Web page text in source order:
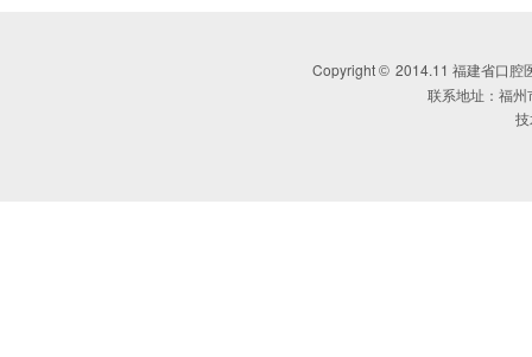
Copyright © 2014.11 福建省口腔
联系地址：福